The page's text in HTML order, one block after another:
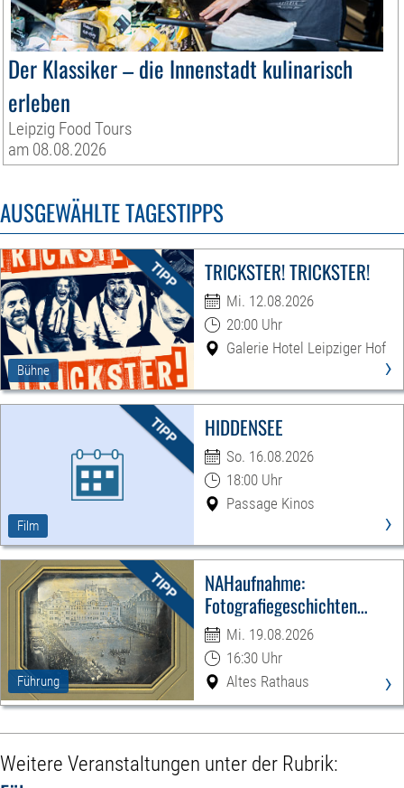
Der Klassiker – die Innenstadt kulinarisch
erleben
Leipzig Food Tours
am 08.08.2026
AUSGEWÄHLTE TAGESTIPPS
Bühne
TRICKSTER! TRICKSTER!
Mi. 12.08.2026
20:00 Uhr
Galerie Hotel Leipziger Hof
›
Film
HIDDENSEE
So. 16.08.2026
18:00 Uhr
Passage Kinos
›
Führung
NAHaufnahme:
Fotografiegeschichten
Leipzigs
Mi. 19.08.2026
16:30 Uhr
Altes Rathaus
›
Weitere Veranstaltungen unter der Rubrik: